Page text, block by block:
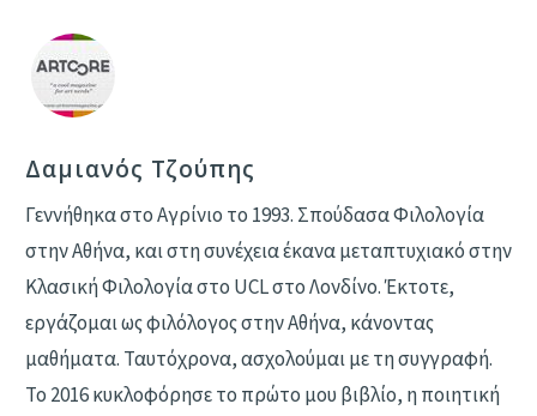
Δαμιανός Τζούπης
Γεννήθηκα στο Αγρίνιο το 1993. Σπούδασα Φιλολογία
στην Αθήνα, και στη συνέχεια έκανα μεταπτυχιακό στην
Κλασική Φιλολογία στο UCL στο Λονδίνο. Έκτοτε,
εργάζομαι ως φιλόλογος στην Αθήνα, κάνοντας
μαθήματα. Ταυτόχρονα, ασχολούμαι με τη συγγραφή.
Το 2016 κυκλοφόρησε το πρώτο μου βιβλίο, η ποιητική